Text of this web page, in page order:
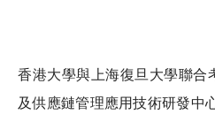
香港大學與上海復旦大學聯合
及供應鏈管理應用技術研發中